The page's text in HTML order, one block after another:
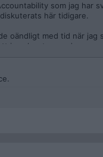
som jag har
här tidigare.
oändligt med tid när jag
jag ska stava orden ovan
med?